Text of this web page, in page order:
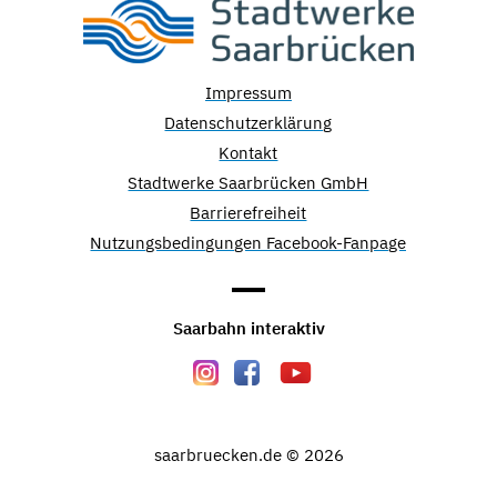
Impressum
Datenschutzerklärung
Kontakt
Stadtwerke Saarbrücken GmbH
Barrierefreiheit
Nutzungsbedingungen Facebook-Fanpage
Saarbahn interaktiv
saarbruecken.de © 2026